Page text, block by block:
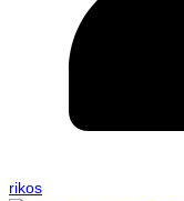
rikos